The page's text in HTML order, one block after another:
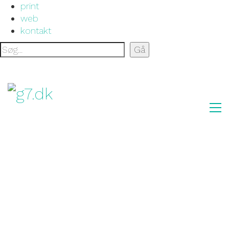
print
web
kontakt